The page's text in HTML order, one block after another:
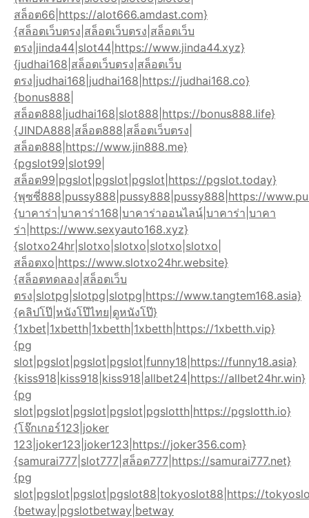
สล็อต66|https://alot666.amdast.com}
{สล็อตเว็บตรง|สล็อตเว็บตรง|สล็อตเว็บ
ตรง|jinda44|slot44|https://www.jinda44.xyz}
{judhai168|สล็อตเว็บตรง|สล็อตเว็บ
ตรง|judhai168|judhai168|https://judhai168.co}
{bonus888|
สล็อต888|judhai168|slot888|https://bonus888.life}
{JINDA888|สล็อต888|สล็อตเว็บตรง|
สล็อต888|https://www.jin888.me}
{pgslot99|slot99|
สล็อต99|pgslot|pgslot|pgslot|https://pgslot.today}
{พุซซี่888|pussy888|pussy888|pussy888|https://
{บาคาร่า|บาคาร่า168|บาคาร่าออนไลน์|บาคาร่า|บาคา
ร่า|https://www.sexyauto168.xyz}
{slotxo24hr|slotxo|slotxo|slotxo|slotxo|
สล็อตxo|https://www.slotxo24hr.website}
{สล็อตทดลอง|สล็อตเว็บ
ตรง|slotpg|slotpg|slotpg|https://www.tangtem168.asia}
{คลิปโป๊|หนังโป๊ไทย|ดูหนังโป๊}
{1xbet|1xbetth|1xbetth|1xbetth|https://1xbetth.vip}
{pg
slot|pgslot|pgslot|pgslot|funny18|https://funny18.asia}
{kiss918|kiss918|kiss918|allbet24|https://allbet24hr.win}
{pg
slot|pgslot|pgslot|pgslot|pgslotth|https://pgslotth.io}
{โจ๊กเกอร์123|joker
123|joker123|joker123|https://joker356.com}
{samurai777|slot777|สล็อต777|https://samurai777.net}
{pg
slot|pgslot|pgslot|pgslot88|tokyoslot88|https://
{betway|pgslotbetway|betway